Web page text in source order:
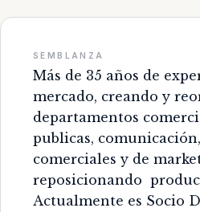
SEMBLANZA
Más de 35 años de
mercado, creando y
departamentos
publicas,
comerciales y de
reposicionando
Actualmente es Socio